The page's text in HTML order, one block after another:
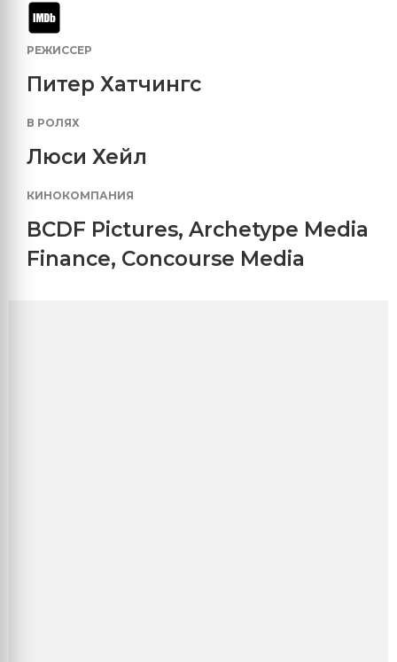
РЕЖИССЕР
Питер Хатчингс
В РОЛЯХ
Люси Хейл
КИНОКОМПАНИЯ
BCDF Pictures, Archetype Media
Finance, Concourse Media